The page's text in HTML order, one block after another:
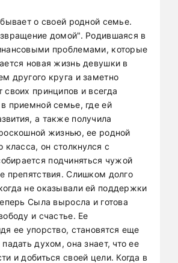
о своей родной семье.
домой". Родившаяся в
проблемами, которые
новая жизнь девушки в
другого круга и заметно
принципов и всегда
приемной семье, где ей
а также получила
жизнью, ее родной
он столкнулся с
подчиняться чужой
препятствия. Слишком долго
не оказывали ей поддержки
Сыла выросла и готова
и счастье. Ее
ее упорство, становятся еще
духом, она знает, что ее
и добиться своей цели. Когда в